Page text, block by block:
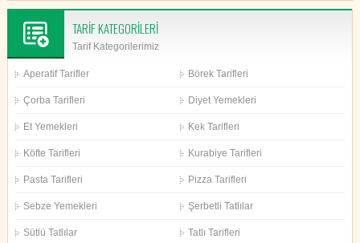
TARİF KATEGORİLERİ
Tarif Kategorilerimiz
Aperatif Tarifler Börek Tarifleri
Çorba Tarifleri Diyet Yemekleri
Et Yemekleri Kek Tarifleri
Köfte Tarifleri Kurabiye Tarifleri
Pasta Tarifleri Pizza Tarifleri
Sebze Yemekleri Şerbetli Tatlılar
Sütlü Tatlılar Tatlı Tarifleri